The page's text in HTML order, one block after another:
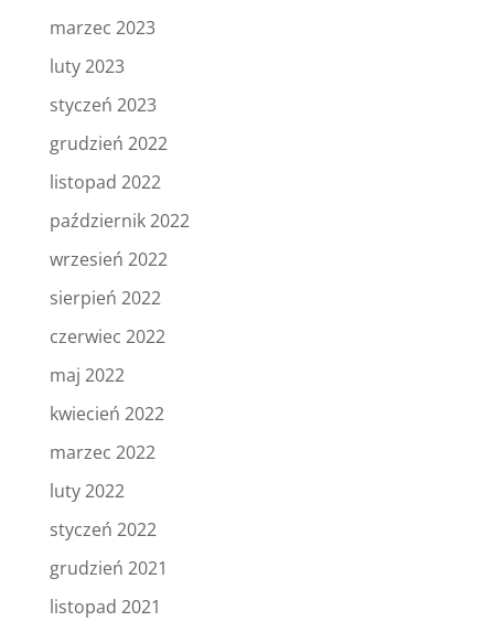
marzec 2023
luty 2023
styczeń 2023
grudzień 2022
listopad 2022
październik 2022
wrzesień 2022
sierpień 2022
czerwiec 2022
maj 2022
kwiecień 2022
marzec 2022
luty 2022
styczeń 2022
grudzień 2021
listopad 2021